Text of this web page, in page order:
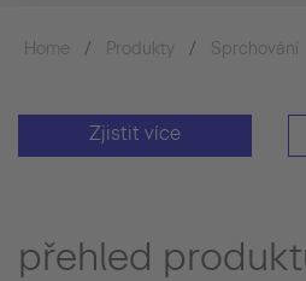
Home Produkty Sprchování
Zjistit více
přehled